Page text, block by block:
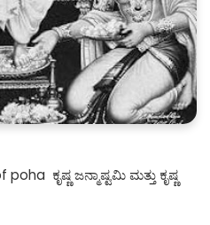
ಕೃಷ್ಣ ಜನ್ಮಾಷ್ಟಮಿ ಮತ್ತು ಕೃಷ್ಣ